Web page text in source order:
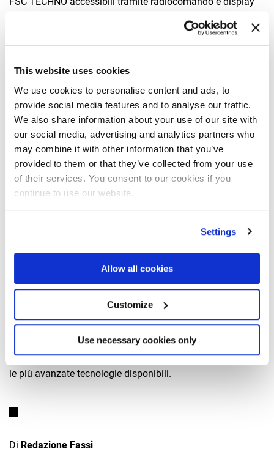
This website uses cookies
We use cookies to personalise content and ads, to
provide social media features and to analyse our traffic.
We also share information about your use of our site with
our social media, advertising and analytics partners who
may combine it with other information that you’ve
provided to them or that they’ve collected from your use
of their services. You consent to our cookies if you
continue to use our website.
Settings
Allow all cookies
Customize
Use necessary cookies only
FX991. Inoltre, i dati del sistema possono essere
visualizzati da qualsiasi dispositivo tramite browser e rete
Cranes), permettendo così un controllo totale anche a
distanza.
Uno dei vantaggi principali del sistema FSC TECHNO è la
possibilità di personalizzare le impostazioni della gru per
soddisfare le specifiche esigenze del cliente. Dopo
l’installazione e la taratura della gru, i concessionari
possono configurare il sistema per ottimizzare le
prestazioni in base alle condizioni operative tipiche del
cliente.
Questo livello di personalizzazione garantisce che ogni
cliente possa ottenere il massimo delle prestazioni dalla
propria gru. FSC TECHNO non solo rivoluziona il concetto
di stabilità nelle gru, ma ridefinisce anche gli standard
di personalizzazione e sicurezza, garantendo prestazioni
ottimali in qualsiasi contesto operativo. Con queste
innovazioni, Fassi continua a confermarsi leader nel
settore, sempre al passo con le esigenze del mercato e con
le più avanzate tecnologie disponibili.
Di Redazione Fassi